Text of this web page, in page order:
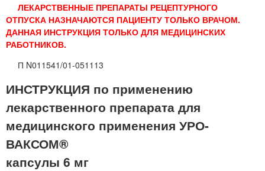
ЛЕКАРСТВЕННЫЕ ПРЕПАРАТЫ РЕЦЕПТУРНОГО
ОТПУСКА НАЗНАЧАЮТСЯ ПАЦИЕНТУ ТОЛЬКО ВРАЧОМ.
ДАННАЯ ИНСТРУКЦИЯ ТОЛЬКО ДЛЯ МЕДИЦИНСКИХ
РАБОТНИКОВ.
П N011541/01-051113
ИНСТРУКЦИЯ по применению
лекарственного препарата для
медицинского применения УРО-
ВАКСОМ®
капсулы 6 мг